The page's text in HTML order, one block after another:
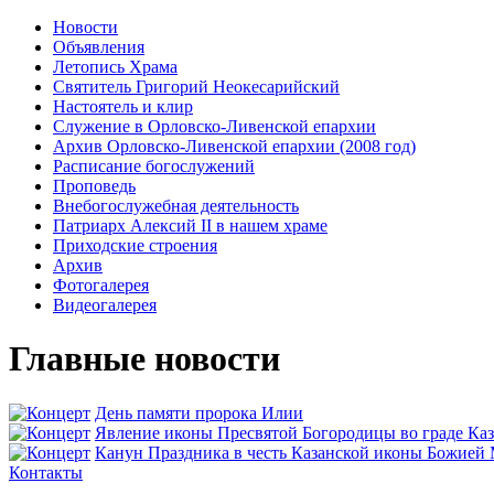
Новости
Объявления
Летопись Храма
Святитель Григорий Неокесарийский
Настоятель и клир
Служение в Орловско-Ливенской епархии
Архив Орловско-Ливенской епархии (2008 год)
Расписание богослужений
Проповедь
Внебогослужебная деятельность
Патриарх Алексий II в нашем храме
Приходские строения
Архив
Фотогалерея
Видеогалерея
Главные новости
День памяти пророка Илии
Явлeние иконы Пресвятой Богородицы во граде
Канун Праздника в честь Казанской иконы Божией
Контакты